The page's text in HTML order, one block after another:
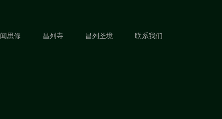
闻思修 昌列寺 昌列圣境 联系我们